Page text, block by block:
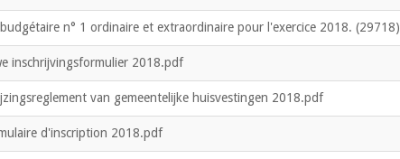
n° 1 ordinaire et extraordinaire pour l'exercice 2018. (29718)
inschrijvingsformulier 2018.pdf
van gemeentelijke huisvestingen 2018.pdf
d'inscription 2018.pdf